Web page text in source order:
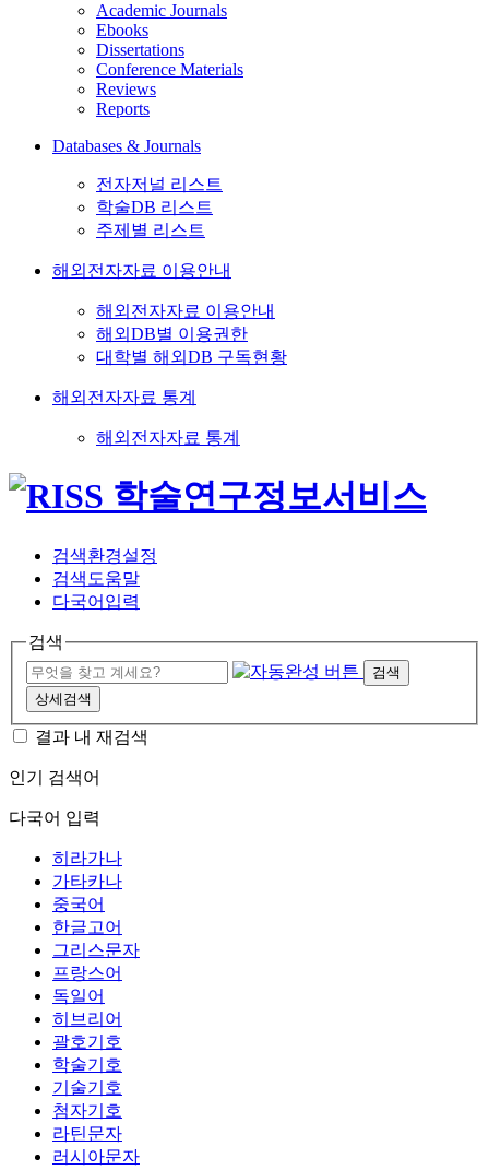
Academic Journals
Ebooks
Dissertations
Conference Materials
Reviews
Reports
Databases & Journals
전자저널 리스트
학술DB 리스트
주제별 리스트
해외전자자료 이용안내
해외전자자료 이용안내
해외DB별 이용권한
대학별 해외DB 구독현황
해외전자자료 통계
해외전자자료 통계
검색환경설정
검색도움말
다국어입력
검색
검색
상세검색
결과 내 재검색
인기 검색어
다국어 입력
히라가나
가타카나
중국어
한글고어
그리스문자
프랑스어
독일어
히브리어
괄호기호
학술기호
기술기호
첨자기호
라틴문자
러시아문자